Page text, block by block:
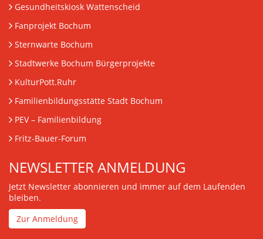
Gesundheitskiosk Wattenscheid
Fanprojekt Bochum
Sternwarte Bochum
Stadtwerke Bochum Bürgerprojekte
KulturPott.Ruhr
Familienbildungsstätte Stadt Bochum
PEV– Familienbildung
Fritz-Bauer-Forum
NEWSLETTER ANMELDUNG
Jetzt Newsletter abonnieren und immer auf dem Laufenden
bleiben.
Zur Anmeldung